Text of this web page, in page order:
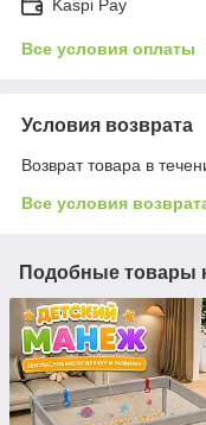
Kaspi Pay
Все условия оплаты
Условия возврата
Возврат товара в
Все условия
Подобные товары